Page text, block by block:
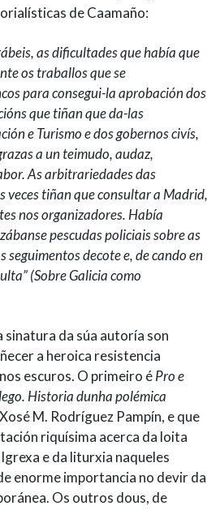
de Caamaño:
as dificultades que había que
os traballos que se
para consegui-la aprobación dos
que tiñan que da-las
e Turismo e dos gobernos civís,
a un teimudo, audaz,
As arbitrariedades das
veces tiñan que consultar a Madrid,
nos organizadores. Había
pescudas policiais sobre as
seguimentos decote e, de cando en
(Sobre Galicia como
sinatura da súa autoría son
a heroica resistencia
escuros. O primeiro éPro e
Historia dunha polémica
M. Rodríguez Pampín, e que
riquísima acerca da loita
e da liturxia naqueles
enorme importancia no devir da
Os outros dous, de